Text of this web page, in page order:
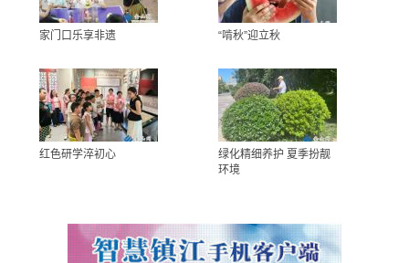
家门口乐享非遗 “啃秋”迎立秋
红色研学淬初心
绿化精细养护 夏季扮靓
环境